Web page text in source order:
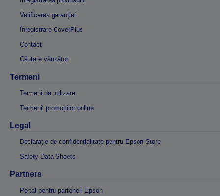
Verificarea garanției
Înregistrare CoverPlus
Contact
Căutare vânzător
Termeni
Termeni de utilizare
Termenii promoțiilor online
Legal
Declarație de confidențialitate pentru Epson Store
Safety Data Sheets
Partners
Portal pentru parteneri Epson